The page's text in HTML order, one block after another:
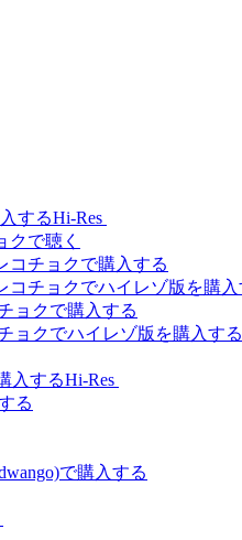
Hi-Res
Hi-Res